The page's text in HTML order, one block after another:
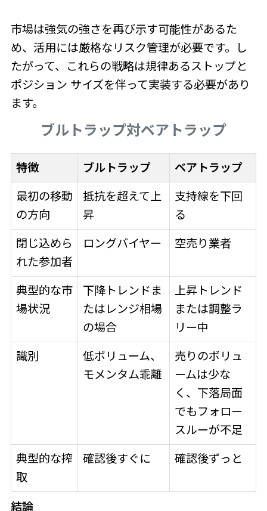
市場は強気の強さを再び示す可能性があるた
め、活用には厳格なリスク管理が必要です。し
たがって、これらの戦略は規律あるストップと
ポジション サイズを伴って実装する必要があり
ます。
ブルトラップ対ベアトラップ
特徴 ブルトラップ
ベアトラップ
最初の移動
の方向
抵抗を超えて上
昇
支持線を下回
る
閉じ込めら
れた参加者
ロングバイヤー 空売り業者
典型的な市
場状況
下降トレンドま
たはレンジ相場
の場合
上昇トレンド
または調整ラ
リー中
識別
低ボリューム、
モメンタム乖離
売りのボリュ
ームは少な
く、下落局面
でもフォロー
スルーが不足
典型的な搾
取
確認後すぐに 確認後ずっと
結論